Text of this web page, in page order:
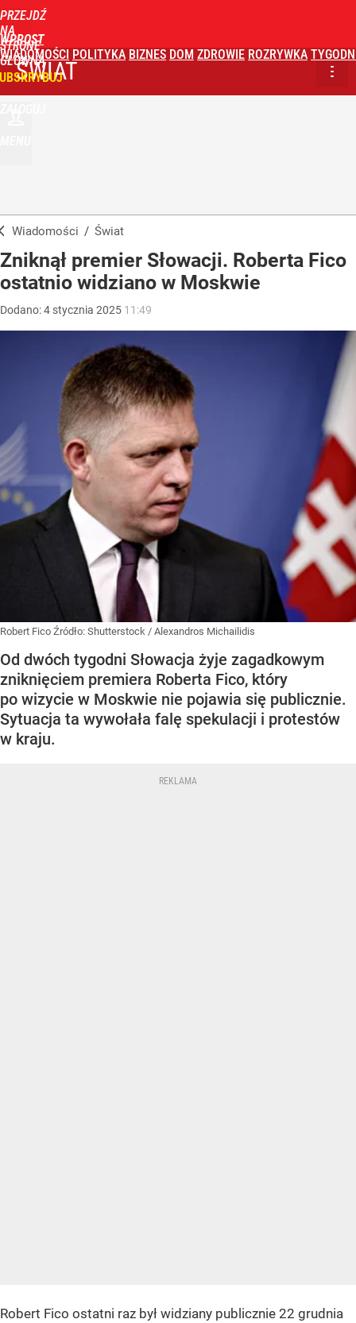
PRZEJDŹ
NA
STRONĘ
GŁÓWNĄ
WPROST
WIADOMOŚCI POLITYKA BIZNES DOM ZDROWIE ROZRYWKA
ŚWIAT
Wiadomości / Świat
Zniknął premier Słowacji. Roberta Fico
ostatnio widziano w Moskwie
Dodano:4 stycznia 2025 11:49
Robert Fico Źródło: Shutterstock / Alexandros Michailidis
Od dwóch tygodni Słowacja żyje zagadkowym
zniknięciem premiera Roberta Fico, który
po wizycie w Moskwie nie pojawia się publicznie.
Sytuacja ta wywołała falę spekulacji i protestów
w kraju.
Robert Fico ostatni raz był widziany publicznie 22 grudnia